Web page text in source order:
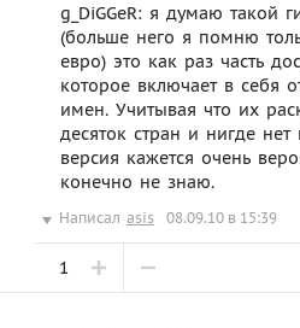
g_DiGGeR: я думаю такой
(больше него я помню
евро) это как раз часть
которое включает в себя
имен. Учитывая что их
десяток стран и нигде
версия кажется очень
конечно не знаю.
Написал asis 08.09.10 в 15:39
1